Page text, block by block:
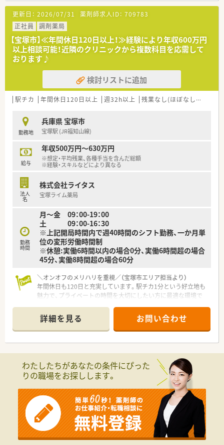
■内科や皮膚科をはじめ複数の科目から1日あたり約90枚の処
方箋を応需しており、幅広い知識を身につけることが可能です。
■店舗には正社員の薬剤師が4名とパートが2名在籍しており、
事務員3名とともに協力しながら円滑に業務を進めております。
【法人特徴について】
■全国に466店舗を展開する大手でありながら、地域に密着した
運営方針を大切にして患者様から愛される存在を目指していま
■一部上場企業を母体とする安定した経営基盤を持ちつつ、エリ
アごとに運営会社を分けることで地域のニーズに応えておりま
■新入社員の約8割が入社の理由として雰囲気の良さを挙げてお
り、経験豊富なベテラン社員が多く在籍する働きやすい企業で
す。
【職場環境と雰囲気】
■店舗の雰囲気が非常に良く、平均年齢37歳と経験豊富な先輩
薬剤師が多く在籍しているため相談しやすいアットホームな環
■スタッフ同士の仲が良くチームワークを大切にしており、事務
スタッフとも連携しながら効率的に日々の業務をこなしており
■面接の際にも和やかな雰囲気で対応してくれるなど、人物重視
の採用を行っており温かい社風がしっかりと根付いている職場
です。
更新日： 2026/07/31 薬剤師求人ID： 709783
正社員
調剤薬局
【宝塚市】≪年間休日120日以上！≫経験により年収600万円
以上相談可能！近隣のクリニックから複数科目を応需して
おります♪
検討リストに追加
駅チカ 年間休日120日以上 週32h以上 残業なし(ほぼなし含む)
勤務地
兵庫県 宝塚市
宝塚駅 (JR福知山線)
給与
年収500万円～630万円
※想定・平均残業、各種手当を含んだ総額
※経験・スキルなどにより異なる
法人
名
株式会社ライタス
宝塚ライム薬局
勤務
時間
月～金 09：00-19：00
土 09：00-16：30
※上記開局時間内で週40時間のシフト勤務、一か月単
位の変形労働時間制
※休憩:実働6時間以内の場合0分、実働6時間超の場合
45分、実働8時間超の場合60分
＼オンオフのメリハリを重視／（宝塚市エリア担当より）
年間休日も120日と充実しています。駅チカ1分という好立地も
魅力で、プライベートの時間を大切にしたい方に最適な環境で
＊------------------------------------------＊
【店舗情報と応需状況について】
■JR宝塚駅から徒歩1分という非常に便利な場所に位置してお
り、雨の日でも濡れずに通勤できる抜群のアクセス環境が整って
■近隣の内科や消化器科のクリニックから処方箋をメインに受
けており、地域住民の方々のかかりつけ薬局としての役割を担っ
ています。
■処方箋枚数は現在増加傾向のため、増員募集です！！
【法人特徴について】
■大手チェーンではないからこそ実現できる、柔軟でスピーディ
ーな意思決定と、現場の意見を大切にする風通しの良い社風が特
徴です。
■地域密着型の運営を大切にしており、患者様との信頼関係を第
詳細を見る お問い合わせ
わたしたちがあなたの条件にぴった
りの職場をお探しします。